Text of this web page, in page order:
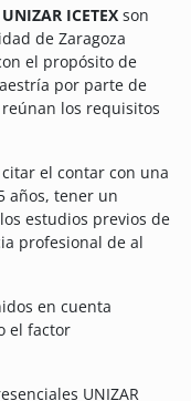
ICETEX son
de Zaragoza
el propósito de
por parte de
los requisitos
el contar con una
años, tener un
estudios previos de
profesional de al
en cuenta
el factor
UNIZAR